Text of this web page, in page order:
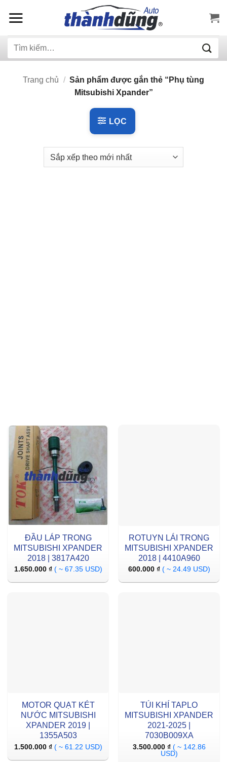
qua
dung
Tìm
Trang chủ / Sản phẩm được gắn thẻ “Phụ tùng
Mitsubishi Xpander”
LỌC
ĐẦU LÁP TRONG
MITSUBISHI XPANDER
2018 | 3817A420
1.650.000 ₫ ( ~ 67.35 USD)
ROTUYN LÁI TRONG
MITSUBISHI XPANDER
2018 | 4410A960
600.000 ₫ ( ~ 24.49 USD)
MOTOR QUẠT KÉT
NƯỚC MITSUBISHI
XPANDER 2019 |
1355A503
1.500.000 ₫ ( ~ 61.22 USD)
TÚI KHÍ TAPLO
MITSUBISHI XPANDER
2021-2025 |
7030B009XA
3.500.000 ₫ ( ~ 142.86
USD)